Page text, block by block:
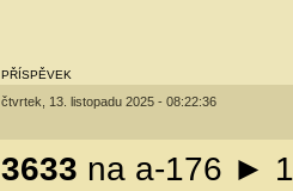
PŘÍSPĚVEK
čtvrtek, 13. listopadu 2025 - 08:22:36
3633 na a-176 ►